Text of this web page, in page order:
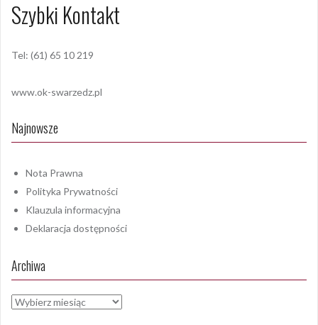
Szybki Kontakt
Tel: (61) 65 10 219
www.ok-swarzedz.pl
Najnowsze
Nota Prawna
Polityka Prywatności
Klauzula informacyjna
Deklaracja dostępności
Archiwa
Archiwa